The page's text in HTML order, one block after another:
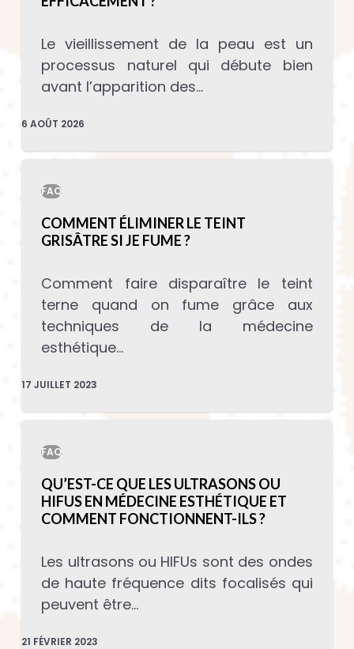
Le vieillissement de la peau est un
processus naturel qui débute bien
avant l’apparition des…
6 AOÛT 2026
FAQ
COMMENT ÉLIMINER LE TEINT
GRISÂTRE SI JE FUME ?
Comment faire disparaître le teint
terne quand on fume grâce aux
techniques de la médecine
esthétique…
17 JUILLET 2023
FAQ
QU’EST-CE QUE LES ULTRASONS OU
HIFUS EN MÉDECINE ESTHÉTIQUE ET
COMMENT FONCTIONNENT-ILS ?
Les ultrasons ou HIFUs sont des ondes
de haute fréquence dits focalisés qui
peuvent être…
21 FÉVRIER 2023